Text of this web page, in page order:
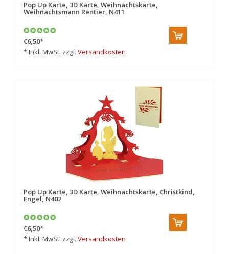
Pop Up Karte, 3D Karte, Weihnachtskarte,
Weihnachtsmann Rentier, N411
€6,50*
* Inkl. MwSt. zzgl. Versandkosten
Pop Up Karte, 3D Karte, Weihnachtskarte, Christkind,
Engel, N402
€6,50*
* Inkl. MwSt. zzgl. Versandkosten